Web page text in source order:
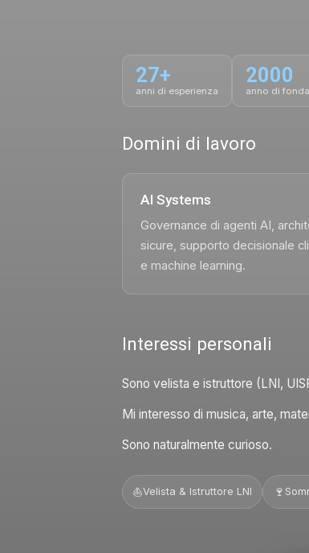
27+
anni di esperienza
2000
anno di
Domini di lavoro
AI Systems
Governance di agenti AI,
sicure, supporto decisionale
e machine learning.
Interessi personali
Sono velista e istruttore (LNI,
Mi interesso di musica, arte,
Sono naturalmente curioso.
⛵Velista & Istruttore LNI 🍷